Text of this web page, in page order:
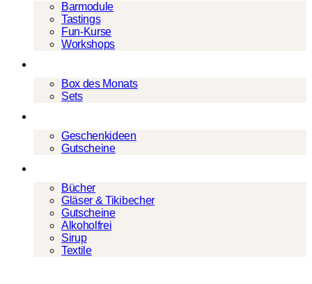
Barmodule
Tastings
Fun-Kurse
Workshops
Box des Monats
Sets
Geschenkideen
Gutscheine
Bücher
Gläser & Tikibecher
Gutscheine
Alkoholfrei
Sirup
Textile